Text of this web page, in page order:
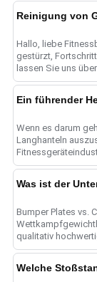
Reinigung von
Hallo, liebe
gestürzt,
lassen Sie uns
Wenn es darum
Langhanteln
führenden Oly......
Bumper Plates vs.
qualitativ
Welche